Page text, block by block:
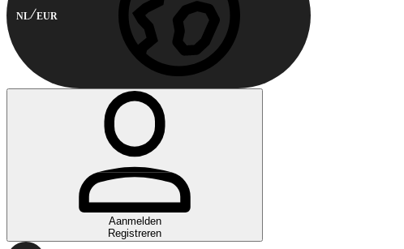
NL EUR
Aanmelden
Registreren